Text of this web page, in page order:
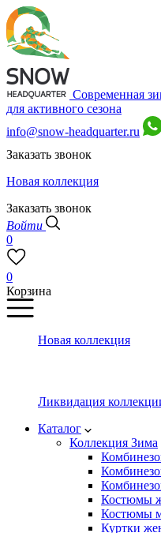
Современная
для активного сезона
info@snow-headquarter.ru
Заказать звонок
Новая коллекция
Заказать звонок
Войти
0
0
Корзина
Новая коллекция
Ликвидация
Каталог
Коллекция Зима
Костюмы
Костюмы
Куртки